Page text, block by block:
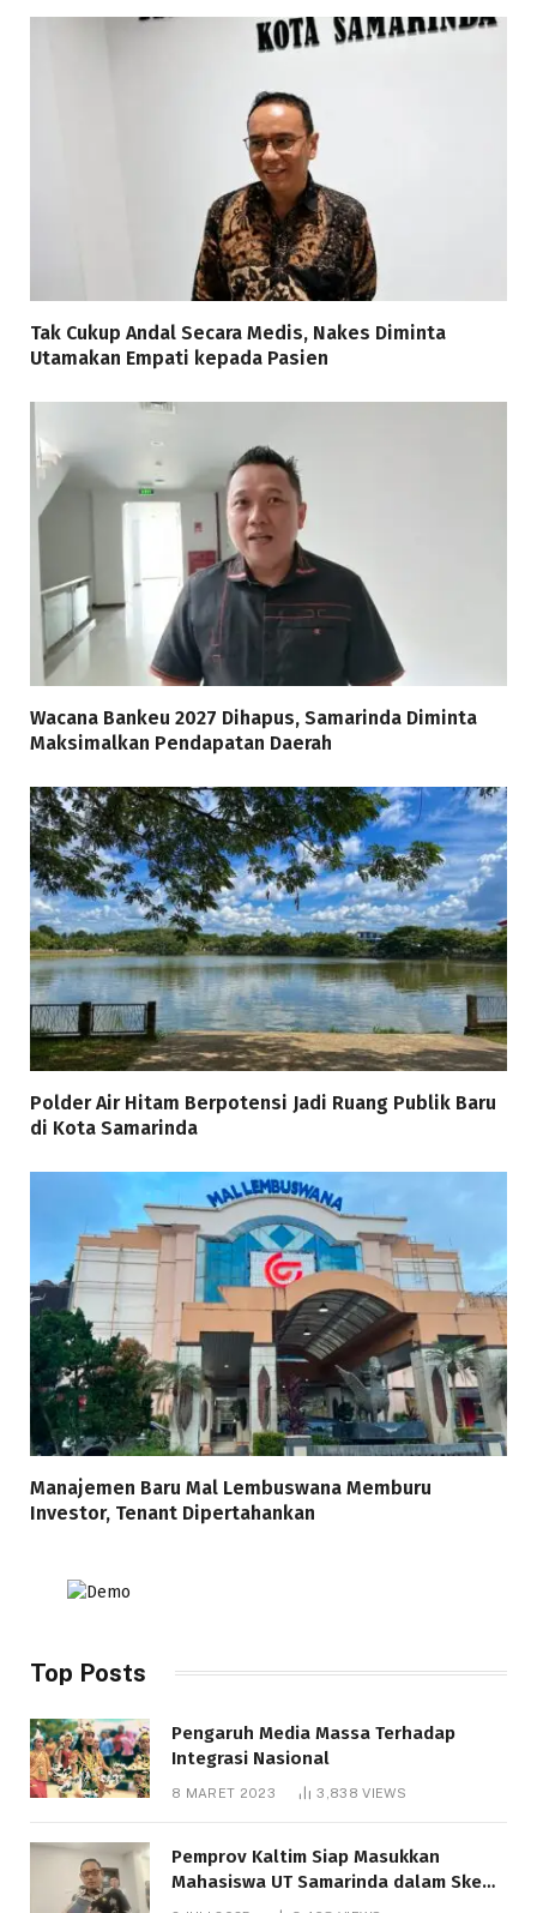
Tak Cukup Andal Secara Medis, Nakes Diminta
Utamakan Empati kepada Pasien
Wacana Bankeu 2027 Dihapus, Samarinda Diminta
Maksimalkan Pendapatan Daerah
Polder Air Hitam Berpotensi Jadi Ruang Publik Baru
di Kota Samarinda
Manajemen Baru Mal Lembuswana Memburu
Investor, Tenant Dipertahankan
Top Posts
Pengaruh Media Massa Terhadap
Integrasi Nasional
8 MARET 2023 3,838VIEWS
Pemprov Kaltim Siap Masukkan
Mahasiswa UT Samarinda dalam Skema
Bantuan Pendidikan Gratispol